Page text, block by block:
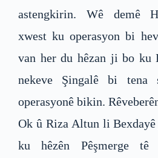
astengkirin. Wê demê
xwest ku operasyon bi
van her du hêzan ji bo ku
nekeve Şingalê bi tena
operasyonê bikin.
Ok û Riza Altun li
ku hêzên Pêşmerge tê